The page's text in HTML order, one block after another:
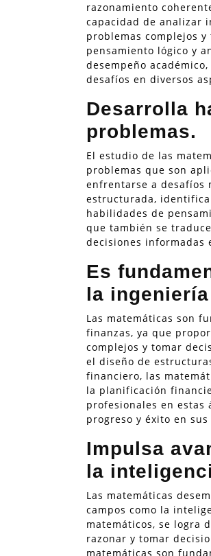
razonamiento
capacidad de analizar
problemas complejos
pensamiento lógico y
desempeño
desafíos en diversos
Desarrolla
problemas.
El estudio de las
problemas que son
enfrentarse a desafíos
estructurada,
habilidades de
que también se
decisiones informadas
Es
la
Las matemáticas son
finanzas, ya que
complejos y tomar
el diseño de
financiero, las
la planificación
profesionales en estas
progreso y éxito en
Impulsa
la
Las matemáticas
campos como la
matemáticos, se logra
razonar y tomar
matemáticas son